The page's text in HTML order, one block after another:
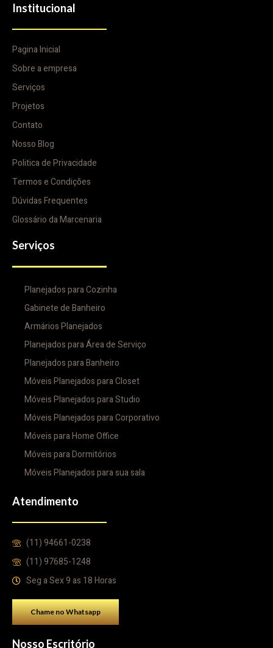
Institucional
Pagina Inicial
Sobre a empresa
Serviços
Projetos
Contato
Nosso Blog
Politica de Privacidade
Termos e Condições
Dúvidas Frequentes
Glossário da Marcenaria
Serviços
Planejados para Cozinha
Gabinete de Banheiro
Armários Planejados
Planejados para Área de Serviço
Planejados para Banheiro
Móveis Planejados para Closet
Móveis Planejados para Studio
Móveis Planejados para Corporativo
Móveis para Home Office
Móveis para Dormitórios
Móveis Planejados para sua sala
Atendimento
(11) 94661-0238
(11) 97685-1248
Seg a Sex 9 as 18 Horas
Chame no Whatsapp
Nosso Escritório